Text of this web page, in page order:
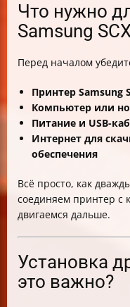
Что нужно
Samsung
Перед началом
Принтер Samsung
Компьютер или
Питание и USB-
Интернет для
обеспечения
Всё просто, как
соединяем принтер с
двигаемся дальше.
Установка
это важно?